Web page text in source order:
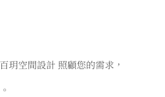
玥空間設計 照顧您的需求，